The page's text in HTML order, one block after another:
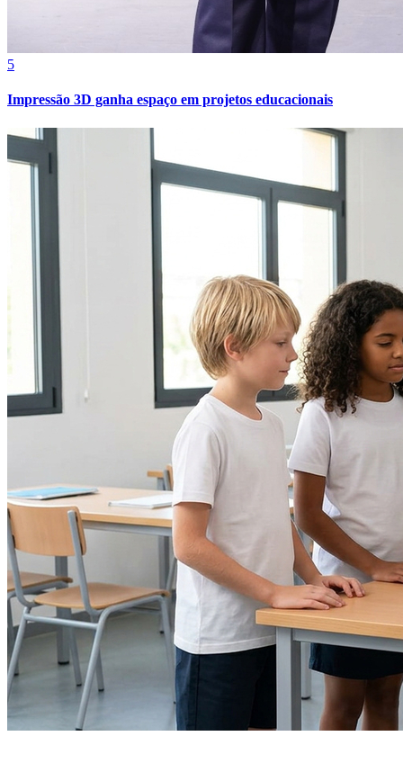
Ceará
5
Impressão 3D ganha espaço em projetos educacionais